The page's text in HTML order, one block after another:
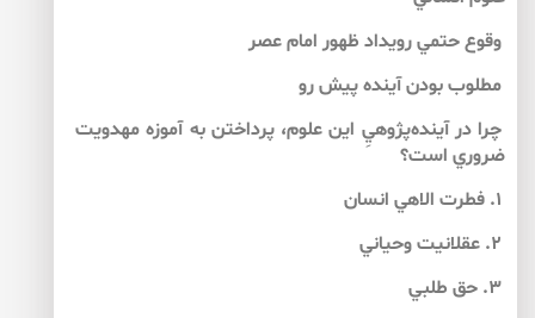
وقوع حتمي رويداد ظهور امام عصر
مطلوب بودن آينده پيش رو
چرا در آينده‌پژوهيِ اين علوم، پرداختن به آموزه مهدويت
ضروري است؟
۱. فطرت الاهي انسان
۲. عقلانيت وحياني
۳. حق طلبي